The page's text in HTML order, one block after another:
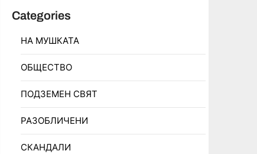
Categories
НА МУШКАТА
ОБЩЕСТВО
ПОДЗЕМЕН СВЯТ
РАЗОБЛИЧЕНИ
СКАНДАЛИ